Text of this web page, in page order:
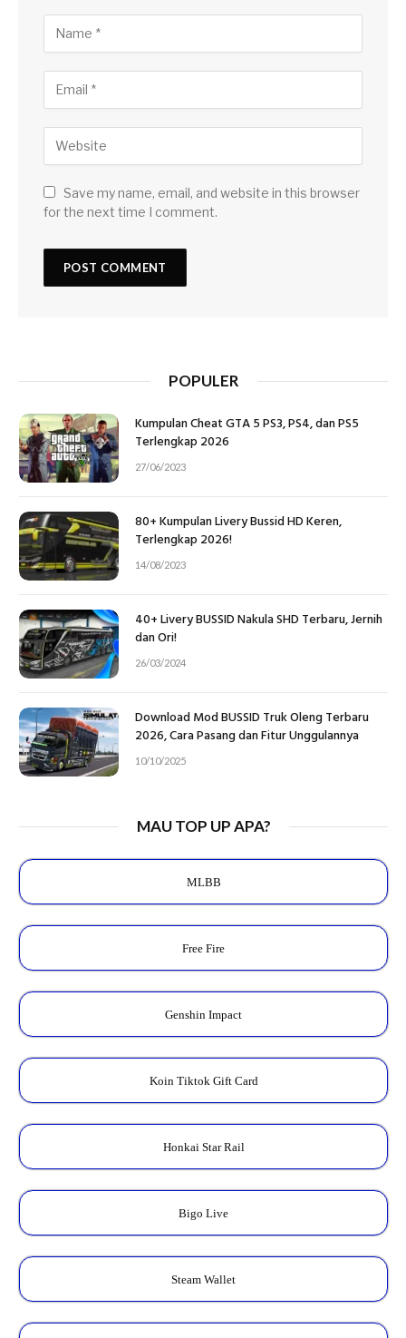
Save my name, email, and website in this browser
for the next time I comment.
POPULER
Kumpulan Cheat GTA 5 PS3, PS4, dan PS5
Terlengkap 2026
27/06/2023
80+ Kumpulan Livery Bussid HD Keren,
Terlengkap 2026!
14/08/2023
40+ Livery BUSSID Nakula SHD Terbaru, Jernih
dan Ori!
26/03/2024
Download Mod BUSSID Truk Oleng Terbaru
2026, Cara Pasang dan Fitur Unggulannya
10/10/2025
MAU TOP UP APA?
MLBB
Free Fire
Genshin Impact
Koin Tiktok Gift Card
Honkai Star Rail
Bigo Live
Steam Wallet